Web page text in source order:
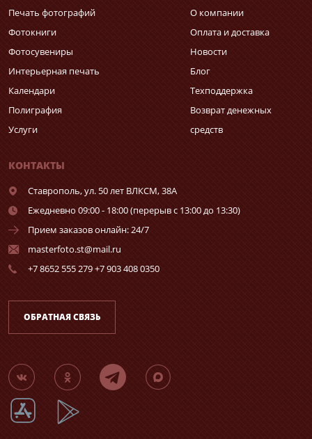
Печать фотографий
Фотокниги
Фотосувениры
Интерьерная печать
Календари
Полиграфия
Услуги
О компании
Оплата и доставка
Новости
Блог
Техподдержка
Возврат денежных
средств
КОНТАКТЫ
Ставрополь,ул. 50 лет ВЛКСМ, 38А
Ежедневно 09:00 - 18:00 (перерыв с 13:00 до 13:30)
Прием заказов онлайн: 24/7
masterfoto.st@mail.ru
+7 8652 555 279 +7 903 408 0350
ОБРАТНАЯ СВЯЗЬ